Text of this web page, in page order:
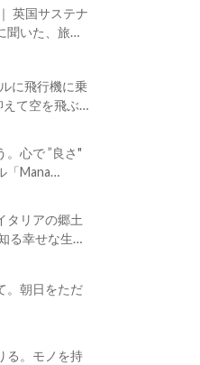
聞いた、旅の
に飛行機に乗
て空を飛ぶ
。心で ”良さ"
「Mana
タリアの郷土
る幸せな生き
。朝日をただ
る。モノを持